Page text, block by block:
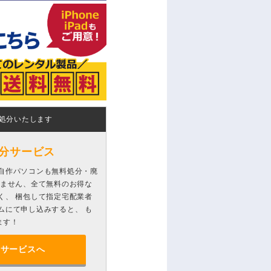
分いたします
サービス
作パソコンも無料処分・廃
せん、全て無料のお得な
、 梱包して指定宅配業者
にて申し込みすると、 も
！
ービスへ